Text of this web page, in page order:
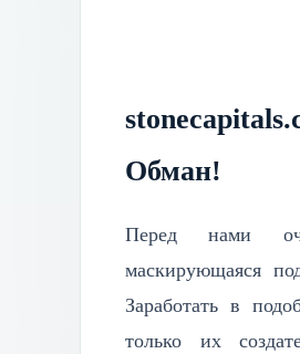
Обман!
Перед нами
маскирующаяся
Заработать в
только их